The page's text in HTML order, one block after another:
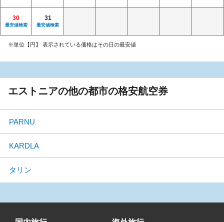
30
最安値検索
31
最安値検索
※単位【円】 表示されている価格はその日の最安値
エストニアの他の都市の格安航空券
PARNU
KARDLA
タリン